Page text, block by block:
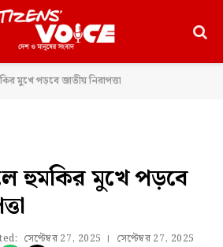
মুখে পড়বে জাতীয় নিরাপত্তা
হুমকির মুখে পড়বে
সেপ্টেম্বর 27, 2025 সেপ্টেম্বর 27, 2025